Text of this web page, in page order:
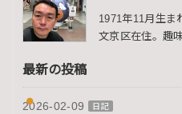
1971年11月生ま
文京区在住。趣
最新の投稿
2026-02-09 日記